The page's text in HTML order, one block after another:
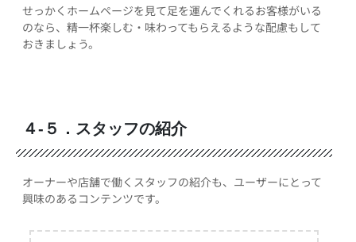
せっかくホームページを見て足を運んでくれるお客様がいる
のなら、精一杯楽しむ・味わってもらえるような配慮もして
おきましょう。
４-５．スタッフの紹介
オーナーや店舗で働くスタッフの紹介も、ユーザーにとって
興味のあるコンテンツです。